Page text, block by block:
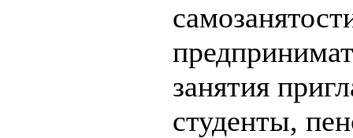
занятия
студенты,